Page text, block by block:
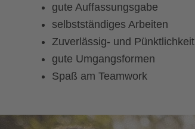
gute Auffassungsgabe
selbstständiges Arbeiten
Zuverlässig- und Pünktlichkeit
gute Umgangsformen
Spaß am Teamwork